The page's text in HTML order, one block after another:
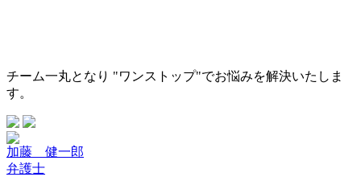
チーム一丸となり "ワンストップ"でお悩みを解決いたしま
す。
加藤 健一郎
弁護士